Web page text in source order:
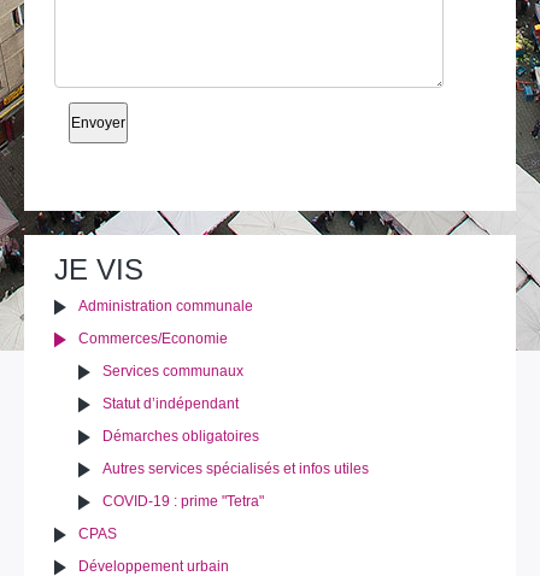
JE VIS
Administration communale
Commerces/Economie
Services communaux
Statut d’indépendant
Démarches obligatoires
Autres services spécialisés et infos utiles
COVID-19 : prime "Tetra"
CPAS
Développement urbain